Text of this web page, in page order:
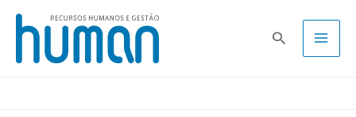
Skip
content
Pesquisa